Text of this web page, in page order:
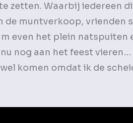
zetten. Waarbij iedereen
de muntverkoop, vrienden
even het plein natspuiten
nog aan het feest
komen omdat ik de